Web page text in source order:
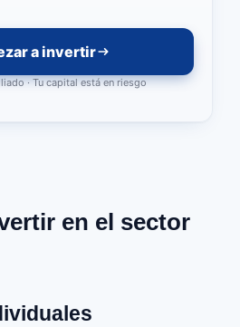
a invertir
· Tu capital está en riesgo
en el sector